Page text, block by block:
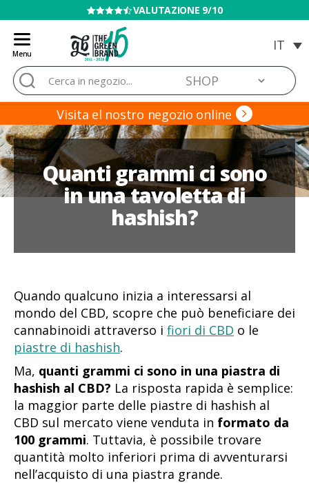
VENDITA VIETATA AI MINORI
Menu
Blog
de
Grow
Barato
Cerca:
Visita el nostro negozio online
Quanti grammi ci sono
in una tavoletta di
hashish?
Quando qualcuno inizia a interessarsi al
mondo del CBD, scopre che può beneficiare dei
cannabinoidi attraverso i fiori di CBD o le
piastre di hashish.
Ma, quanti grammi ci sono in una piastra di
hashish al CBD? La risposta rapida è semplice:
la maggior parte delle piastre di hashish al
CBD sul mercato viene venduta in formato da
100 grammi. Tuttavia, è possibile trovare
quantità molto inferiori prima di avventurarsi
nell’acquisto di una piastra grande.